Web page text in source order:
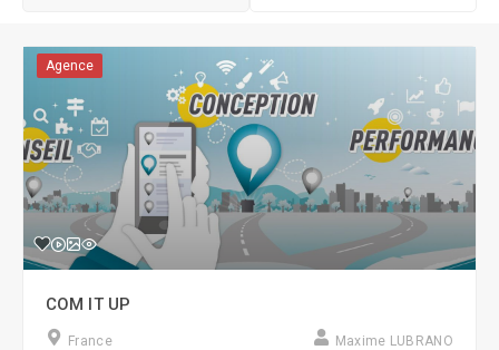
Agence
COM IT UP
France Maxime LUBRANO